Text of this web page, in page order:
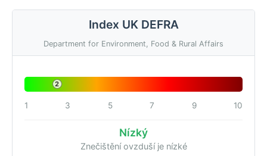
Index UK DEFRA
Department for Environment, Food & Rural Affairs
2
1 3 5 7 9 10
Nízký
Znečištění ovzduší je nízké